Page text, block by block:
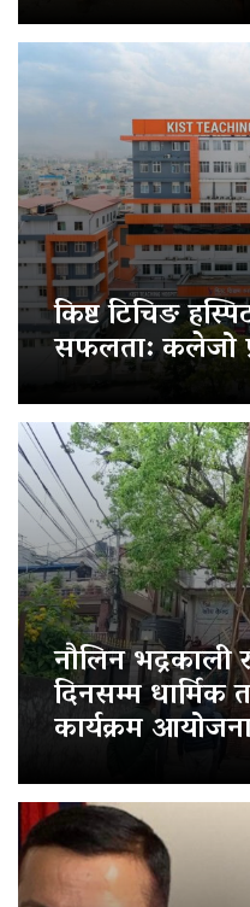
किष्ट टिचिङ
सफलता: कलेजो
नौलिन भद्रकाली
दिनसम्म धार्मिक
कार्यक्रम